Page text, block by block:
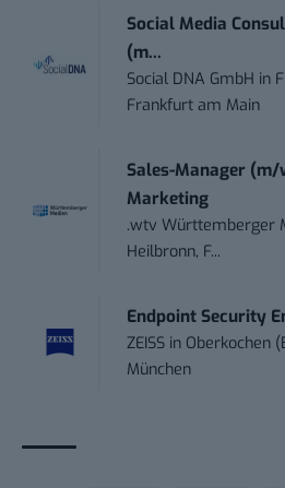
Social Media
(m...
Social DNA GmbH in
Frankfurt am Main
Sales-Manager
Marketing
.wtv Württemberger
Heilbronn, F...
Endpoint Security
ZEISS in Oberkochen
München